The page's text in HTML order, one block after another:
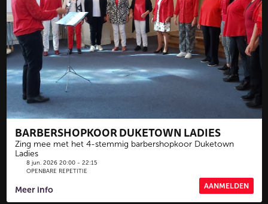
BARBERSHOPKOOR DUKETOWN LADIES
Zing mee met het 4-stemmig barbershopkoor Duketown
Ladies
8 jun. 2026 20:00 - 22:15
OPENBARE REPETITIE
Meer info AANMELDEN